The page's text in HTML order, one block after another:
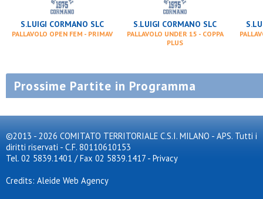
S.LUIGI CORMANO SLC
PALLAVOLO OPEN FEM - PRIMAV
S.LUIGI CORMANO SLC
PALLAVOLO UNDER 15 - COPPA
PLUS
Prossime Partite in Programma
©2013 - 2026 COMITATO TERRITORIALE C.S.I. MILANO - APS. Tutti i
diritti riservati - C.F. 80110610153
Tel. 02 5839.1401 / Fax 02 5839.1417 - Privacy
Credits: Aleide Web Agency